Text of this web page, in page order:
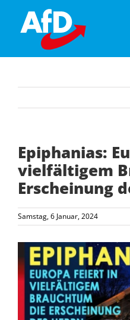
content
Epiphanias:
vielfältigem
Erscheinung
Samstag, 6 Januar, 2024
Zeige
grösseres
Bild